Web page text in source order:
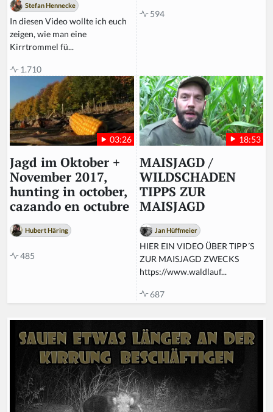
Stefan Hennecke
In diesen Video wollte ich euch
zeigen, wie man eine
Kirrtrommel fü...
1.710
594
03:26
Jagd im Oktober +
November 2017,
hunting in october,
cazando en octubre
Hubert Häring
485
18:53
MAISJAGD /
WILDSCHADEN
TIPPS ZUR
MAISJAGD
Jan Hüffmeier
HIER EIN VIDEO ÜBER TIPP´S
ZUR MAISJAGD ZWECKS
https://www.waldlauf...
687